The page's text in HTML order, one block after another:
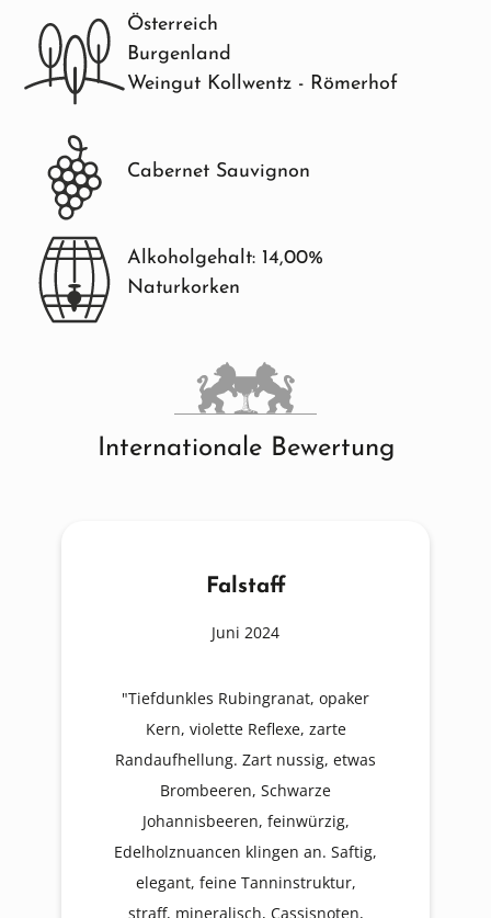
Österreich
Burgenland
Weingut Kollwentz - Römerhof
Cabernet Sauvignon
Alkoholgehalt: 14,00%
Naturkorken
Internationale Bewertung
Falstaff
Juni 2024
"Tiefdunkles Rubingranat, opaker
Kern, violette Reflexe, zarte
Randaufhellung. Zart nussig, etwas
Brombeeren, Schwarze
Johannisbeeren, feinwürzig,
Edelholznuancen klingen an. Saftig,
elegant, feine Tanninstruktur,
straff, mineralisch, Cassisnoten,